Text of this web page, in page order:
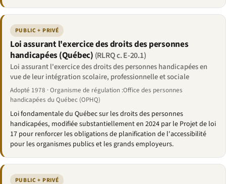
PUBLIC + PRIVÉ
Loi assurant l'exercice des droits des personnes
handicapées (Québec) (RLRQ c. E-20.1)
Loi assurant l'exercice des droits des personnes handicapées en
vue de leur intégration scolaire, professionnelle et sociale
Adopté 1978 · Organisme de régulation :Office des personnes
handicapées du Québec (OPHQ)
Loi fondamentale du Québec sur les droits des personnes
handicapées, modifiée substantiellement en 2024 par le Projet de loi
17 pour renforcer les obligations de planification de l'accessibilité
pour les organismes publics et les grands employeurs.
PUBLIC + PRIVÉ